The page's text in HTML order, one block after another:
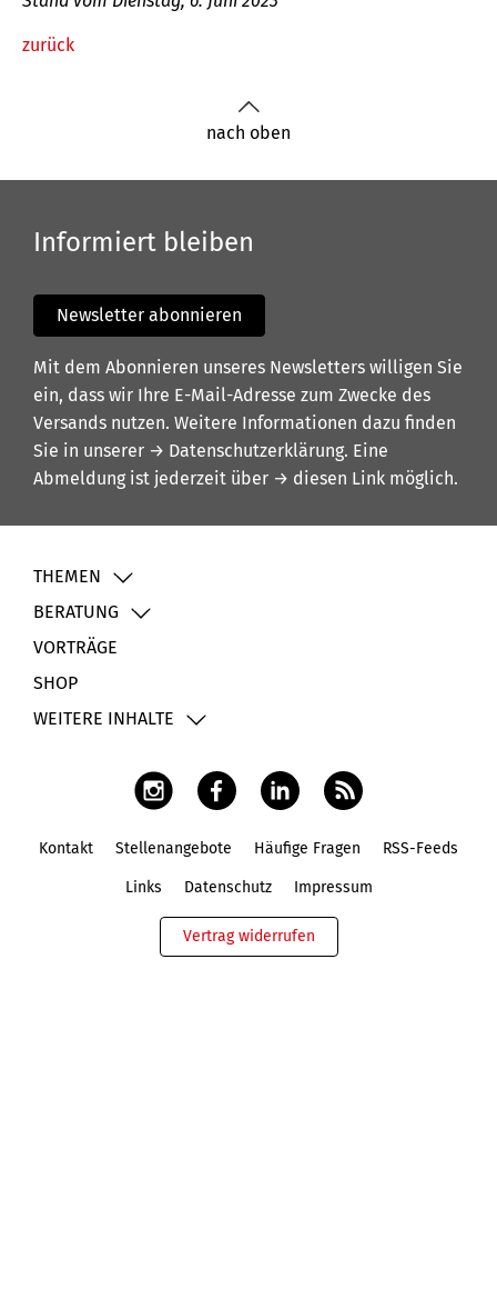
zurück
nach oben
Informiert bleiben
Newsletter abonnieren
Mit dem Abonnieren unseres Newsletters willigen Sie
ein, dass wir Ihre E-Mail-Adresse zum Zwecke des
Versands nutzen. Weitere Informationen dazu finden
Sie in unserer → Datenschutzerklärung. Eine
Abmeldung ist jederzeit über → diesen Link möglich.
THEMEN
BERATUNG
VORTRÄGE
SHOP
WEITERE INHALTE
Kontakt Stellenangebote Häufige Fragen RSS-Feeds
Links Datenschutz Impressum
Vertrag widerrufen